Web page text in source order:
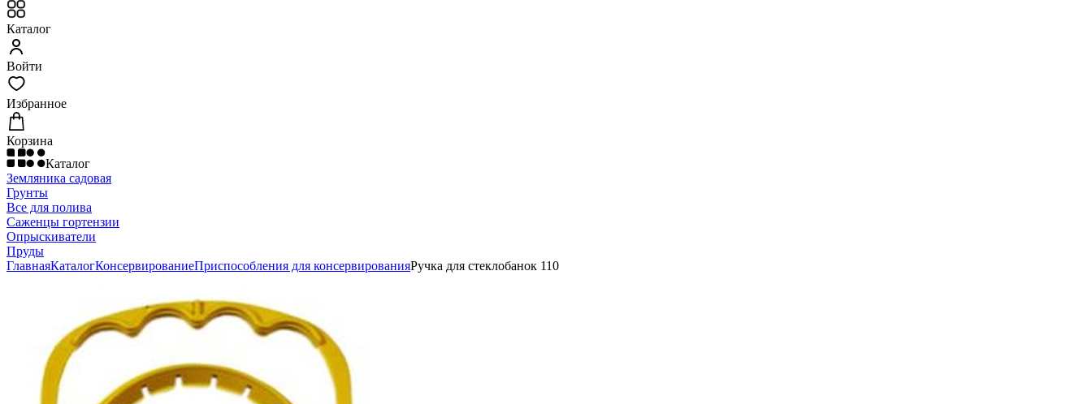
Каталог
Войти
Избранное
Корзина
Каталог
Земляника садовая
Грунты
Все для полива
Саженцы гортензии
Опрыскиватели
Пруды
ГлавнаяКаталогКонсервированиеПриспособления для консервированияРучка для стеклобанок 110